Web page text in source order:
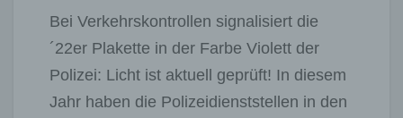
Bei Verkehrskontrollen signalisiert die
´22er Plakette in der Farbe Violett der
Polizei: Licht ist aktuell geprüft! In diesem
Jahr haben die Polizeidienststellen in den